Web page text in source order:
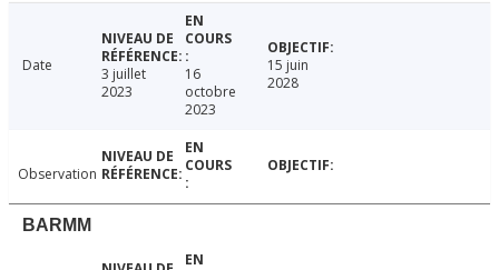
Date
3 juillet
2023
16
octobre
2023
15 juin
2028
Observation
BARMM